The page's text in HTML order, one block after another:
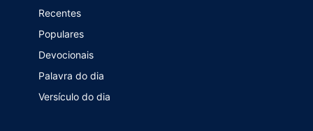
Recentes
Populares
Devocionais
Palavra do dia
Versículo do dia